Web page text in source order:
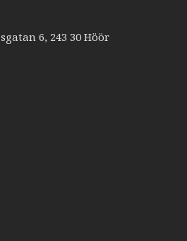
6, 243 30 Höör